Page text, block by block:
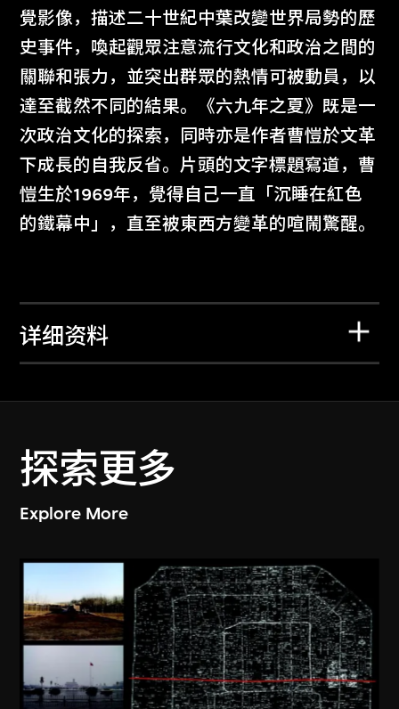
覺影像，描述二十世紀中葉改變世界局勢的歷
史事件，喚起觀眾注意流行文化和政治之間的
關聯和張力，並突出群眾的熱情可被動員，以
達至截然不同的結果。《六九年之夏》既是一
次政治文化的探索，同時亦是作者曹愷於文革
下成長的自我反省。片頭的文字標題寫道，曹
愷生於1969年，覺得自己一直「沉睡在紅色
的鐵幕中」，直至被東西方變革的喧鬧驚醒。
详细资料
探索更多
Explore More